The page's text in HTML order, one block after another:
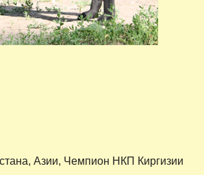
Азии, Чемпион НКП Киргизии